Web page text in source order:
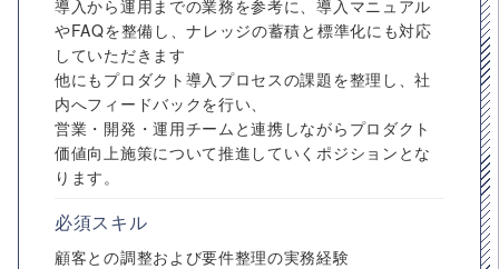
導入から運用までの業務を参考に、導入マニュアル
やFAQを整備し、ナレッジの蓄積と標準化にも対応
していただきます
他にもプロダクト導入プロセスの課題を整理し、社
内へフィードバックを行い、
営業・開発・運用チームと連携しながらプロダクト
価値向上施策について推進していくポジションとな
ります。
必須スキル
顧客との調整および要件整理の実務経験